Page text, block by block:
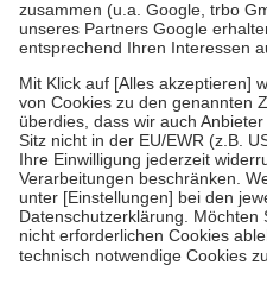
Verordnung.
Um das Engagement der
stärken und die besondere
fallenkeine Zuzahlungenan bei:
• Kindern und Jugendlichen bis
mit Ausnahme der Fahrkosten
• Untersuchungen zur Vorsorge
GKV getragen werden
• empfohlenen Schutzimpfungen
• Harn- und Blutteststreifen